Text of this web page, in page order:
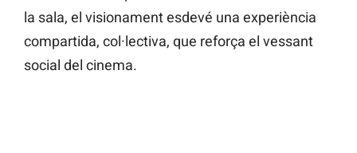
la sala, el visionament esdevé una experiència
compartida, col·lectiva, que reforça el vessant
social del cinema.